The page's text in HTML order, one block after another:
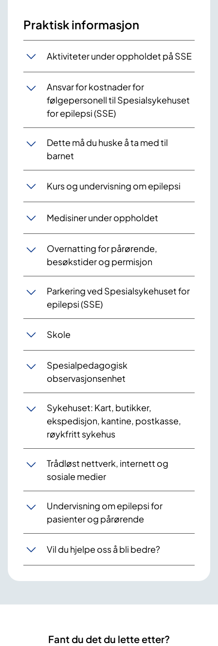
Praktisk informasjon
Aktiviteter under oppholdet på SSE
Ansvar for kostnader for
følgepersonell til Spesialsykehuset
for epilepsi (SSE)
Dette må du huske å ta med til
barnet
Kurs og undervisning om epilepsi
Medisiner under oppholdet
Overnatting for pårørende,
besøkstider og permisjon
Parkering ved Spesialsykehuset for
epilepsi (SSE)
Skole
Spesialpedagogisk
observasjonsenhet
Sykehuset: Kart, butikker,
ekspedisjon, kantine, postkasse,
røykfritt sykehus
Trådløst nettverk, internett og
sosiale medier
Undervisning om epilepsi for
pasienter og pårørende
Vil du hjelpe oss å bli bedre?
Fant du det du lette etter?